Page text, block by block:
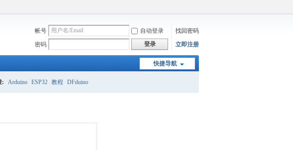
帐号 自动登录
找回密码
密码
登录 立即注册
快捷导航
: Arduino ESP32 教程 DFduino